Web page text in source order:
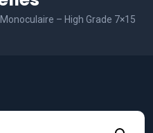
Monoculaire – High Grade 7×15